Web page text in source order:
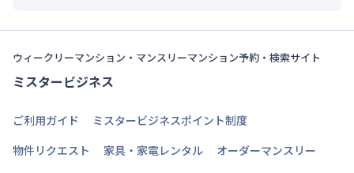
ウィークリーマンション・マンスリーマンション予約・検索サイト
ミスタービジネス
ご利用ガイド
ミスタービジネスポイント制度
物件リクエスト
家具・家電レンタル
オーダーマンスリー